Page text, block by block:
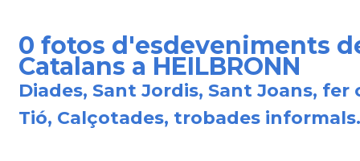
0 fotos d'esdeveniments
Catalans a HEILBRONN
Diades, Sant Jordis, Sant Joans, fer
Tió, Calçotades, trobades